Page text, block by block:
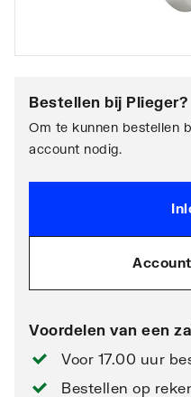
Bestellen bij Plieger?
Om te kunnen bestellen
account nodig.
Voordelen van een
Voor 17.00 uur
Bestellen op